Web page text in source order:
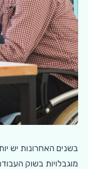
בשנים האחרונות יש
מוגבלויות בשוק